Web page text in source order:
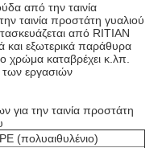
από την ταινία
ταινία προστάτη γυαλιού
από RITIAN
και εξωτερικά παράθυρα
χρώμα καταβρέχει κ.λπ.
των εργασιών
για την ταινία προστάτη
PE (πολυαιθυλένιο)